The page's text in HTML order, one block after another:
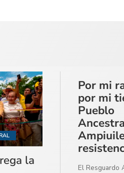
la
Por mi
por mi
Pueblo
El Resguardo